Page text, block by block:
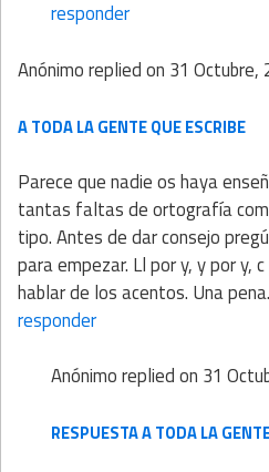
responder
Anónimoreplied on 31 Octubre,
A TODA LA GENTE QUE ESCRIBE
Parece que nadie os haya
tantas faltas de ortografía
tipo. Antes de dar consejo
para empezar. Ll por y, y por y,
hablar de los acentos. Una pena.
responder
Anónimoreplied on 31
RESPUESTA A TODA LA